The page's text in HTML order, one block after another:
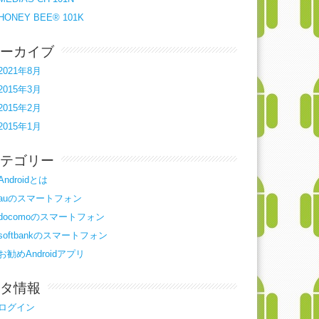
HONEY BEE® 101K
カイブ
年8月
年3月
年2月
年1月
ゴリー
とは
のスマートフォン
のスマートフォン
のスマートフォン
勧めAndroidアプリ
情報
ログイン